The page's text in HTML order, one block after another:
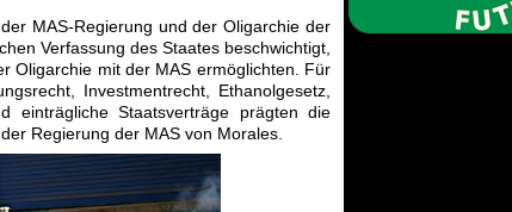
MAS-Regierung und der Oligarchie der
Verfassung des Staates beschwichtigt,
Oligarchie mit der MAS ermöglichten. Für
Investmentrecht, Ethanolgesetz,
einträgliche Staatsverträge prägten die
Regierung der MAS von Morales.